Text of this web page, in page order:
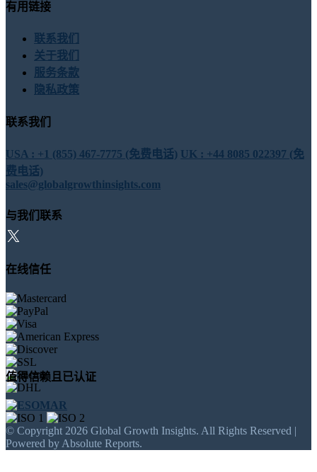
有用链接
联系我们
关于我们
服务条款
隐私政策
联系我们
USA : +1 (855) 467-7775 (免费电话) UK : +44 8085 022397 (免
费电话)
sales@globalgrowthinsights.com
与我们联系
在线信任
值得信赖且已认证
© Copyright 2026 Global Growth Insights. All Rights Reserved |
Powered by Absolute Reports.